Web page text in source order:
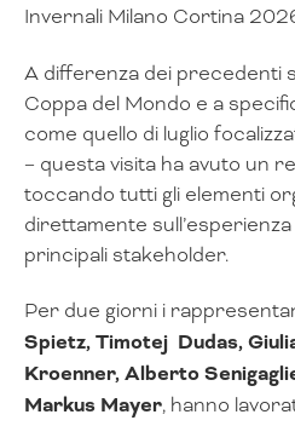
Invernali Milano Cortina
A differenza dei precedenti
Coppa del Mondo e a
come quello di luglio
– questa visita ha avuto un
toccando tutti gli elementi
direttamente
principali stakeholder.
Per due giorni i
Spietz, Timotej Dudas,
Kroenner, Alberto
Markus Mayer, hanno